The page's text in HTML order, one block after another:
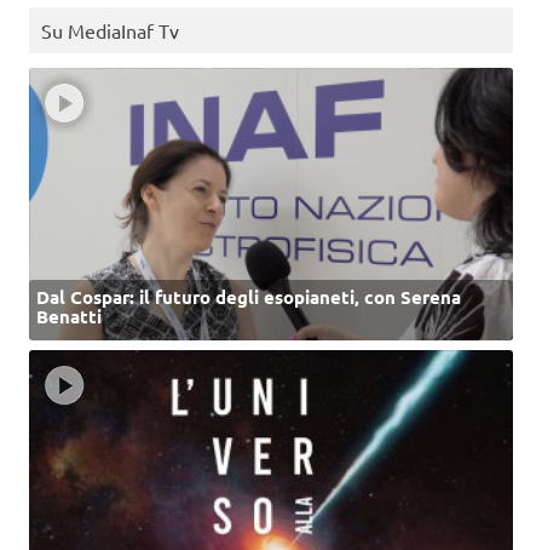
Su MediaInaf Tv
Dal Cospar: il futuro degli esopianeti, con Serena
Benatti